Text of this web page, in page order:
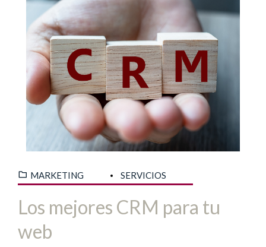
MARKETING SERVICIOS
Los mejores CRM para tu
web